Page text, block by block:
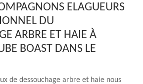
ELAGUEURS
DU
ARBRE ET HAIE À
BOAST DANS LE
de dessouchage arbre et haie nous